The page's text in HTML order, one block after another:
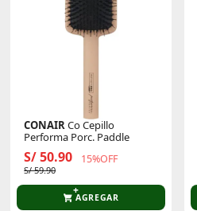
CONAIRCo Cepillo
Performa Porc. Paddle
S/ 50.90 15%OFF
S/ 59.90
AGREGAR